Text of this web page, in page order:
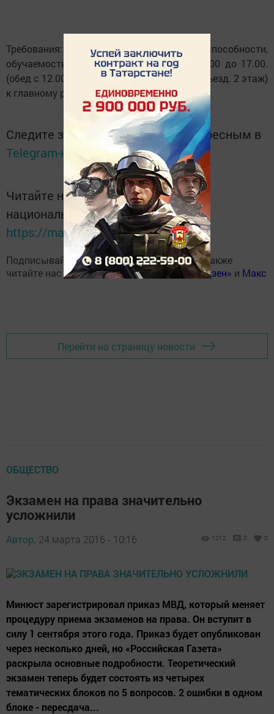
Требования: грамотность, творческие способности,
обучаемость. Обращаться по будням с 9.00 до 17.00.
(обед с 12.00 до 13.00, д.2/01 (почта), 2 подъезд. 2 этаж)
к главному редактору.
Следите за самым важным и интересным в
Telegram-каналеТатмедиа
Читайте новости Татарстана в
национальном мессенджере MАХ:
https://max.ru/tatmedia
Подписывайтесь на нашTelegram-канал, а также
читайте нас Вконтакте,Одноклассниках,«Дзен» и Макс
Перейти на страницу новости
ОБЩЕСТВО
Экзамен на права значительно
усложнили
Автор, 24 марта 2016 - 10:16 1212 0 0
Минюст зарегистрировал приказ МВД, который меняет
процедуру приема экзаменов на права. Он вступит в
силу 1 сентября этого года. Приказ будет опубликован
через несколько дней, но «Российская Газета»
раскрыла основные подробности. Теоретический
экзамен теперь будет состоять из четырех
тематических блоков по 5 вопросов. 2 ошибки в одном
блоке - пересдача...